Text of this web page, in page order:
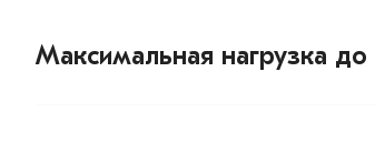
Максимальная нагрузка до